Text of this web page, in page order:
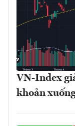
VN-Index
khoản